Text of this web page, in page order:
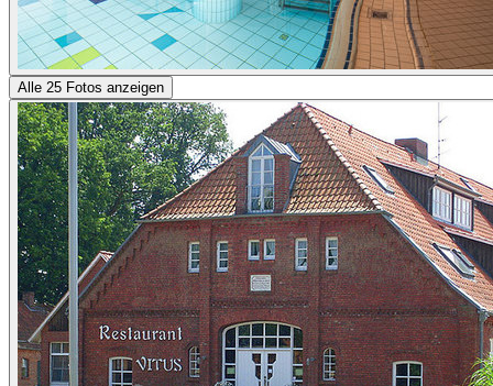
Alle 25 Fotos anzeigen